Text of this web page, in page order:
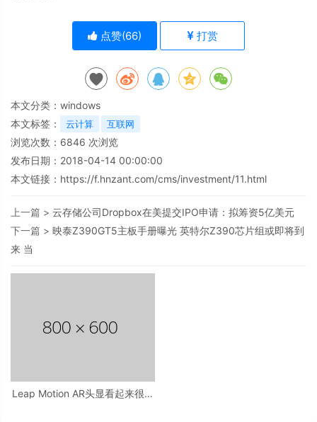
点赞(66) 打赏
本文分类： windows
本文标签：
云计算 互联网
浏览次数： 6846 次浏览
发布日期：2018-04-14 00:00:00
本文链接： https://f.hnzant.com/cms/investment/11.html
上一篇 > 云存储公司Dropbox在美提交IPO申请：拟筹资5亿美元
下一篇 > 映泰Z390GT5主板手册曝光 英特尔Z390芯片组或即将到
来 当
Leap Motion AR头显看起来很疯